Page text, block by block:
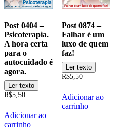
Post
0404
–
Psicoterapia.
A
hora
certa
para
o
é
agora.
Post 0404 –
Psicoterapia.
A hora certa
para o
autocuidado é
agora.
Ler texto
R$5,50
Adicionar ao
carrinho
Post
0874
–
Falhar
é
um
luxo
quem
faz!
Post 0874 –
Falhar é um
luxo de quem
faz!
Ler texto
R$5,50
Adicionar ao
carrinho